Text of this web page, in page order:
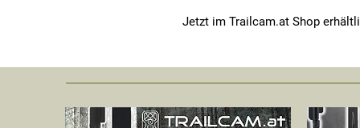
Jetzt im Trailcam.at Shop